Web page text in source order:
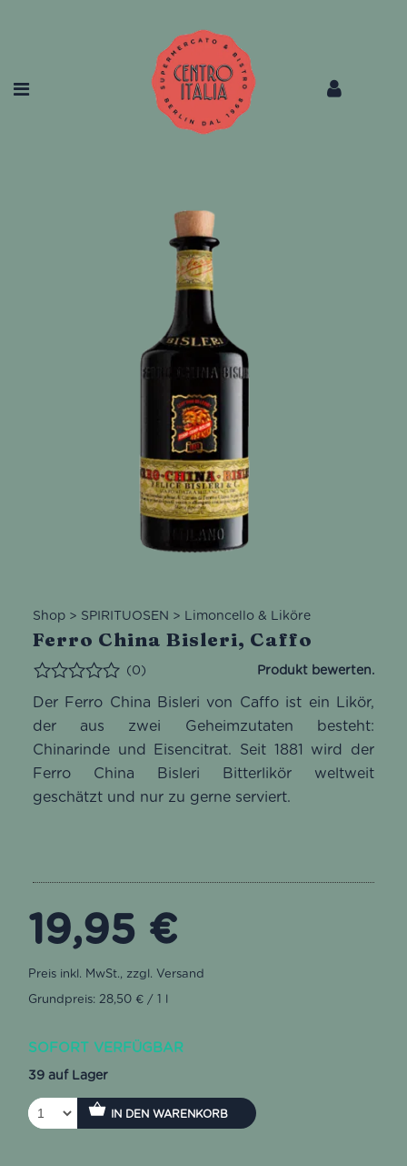
Shop> SPIRITUOSEN > Limoncello & Liköre
Ferro China Bisleri, Caffo
Bewertet
(0)
Der Ferro China Bisleri von Caffo ist ein Likör,
der aus zwei Geheimzutaten besteht:
Chinarinde und Eisencitrat. Seit 1881 wird der
Ferro China Bisleri Bitterlikör weltweit
geschätzt und nur zu gerne serviert.
19,95 €
Grundpreis: 28,50 € / 1 l
SOFORT VERFÜGBAR
39 auf Lager
IN DEN WARENKORB